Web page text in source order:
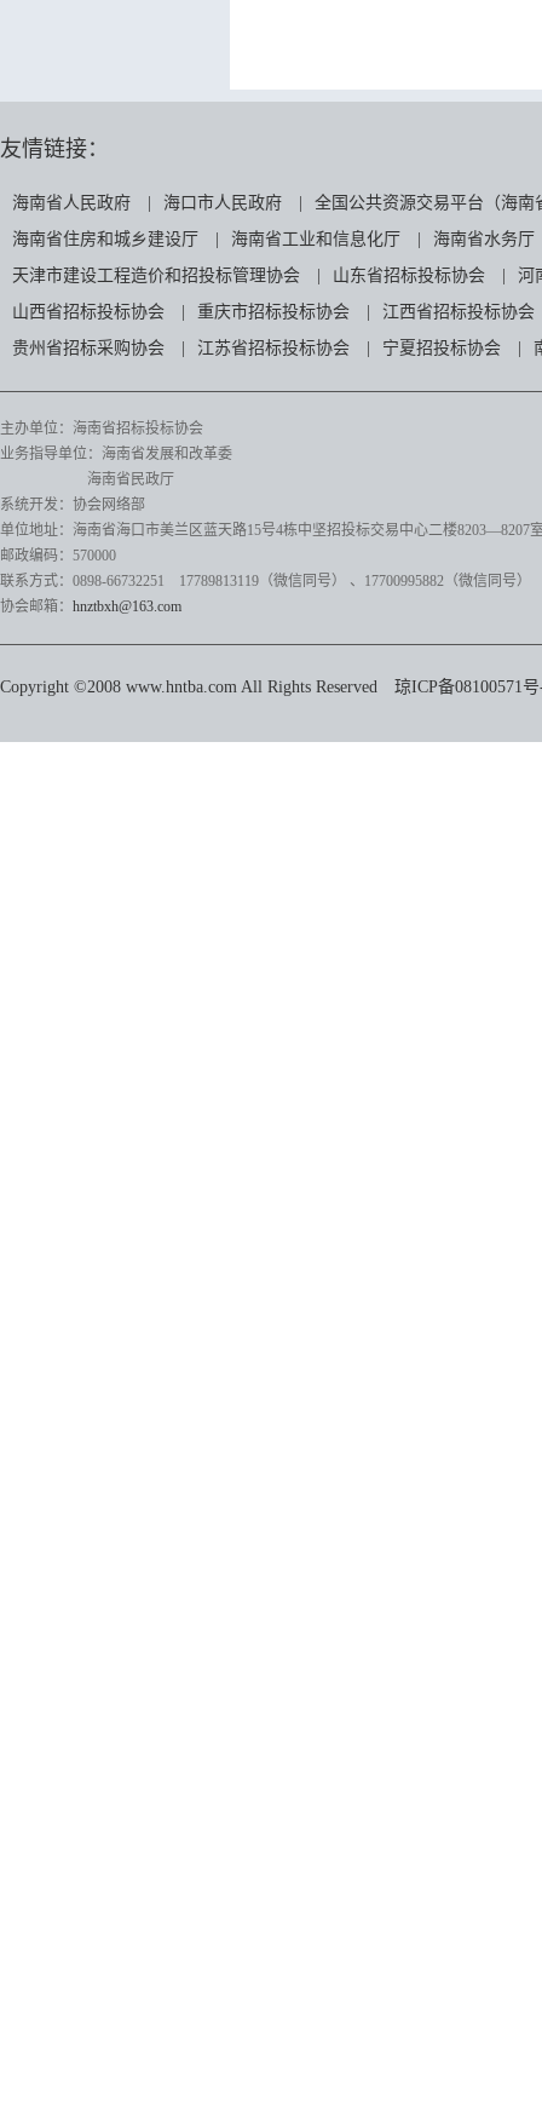
友情链接：
海南省人民政府 海口市人民政府
全国公共资源交易平台（海南
海南省住房和城乡建设厅
海南省工业和信息化厅
海南省水务厅
天津市建设工程造价和招投标管理协会
山东省招标投标协会
河
山西省招标投标协会
重庆市招标投标协会
江西省招标投标协会
贵州省招标采购协会
江苏省招标投标协会 宁夏招投标协会
主办单位：海南省招标投标协会
业务指导单位：海南省发展和改革委
海南省民政厅
系统开发：协会网络部
单位地址：海南省海口市美兰区蓝天路15号4栋中坚招投标交易中心二楼8203—8207
邮政编码：570000
联系方式：0898-66732251 17789813119（微信同号）
、17700995882 （微信同号）
协会邮箱： hnztbxh@163.com
Copyright ©2008 www.hntba.com All Rights Reserved 琼ICP备08100571